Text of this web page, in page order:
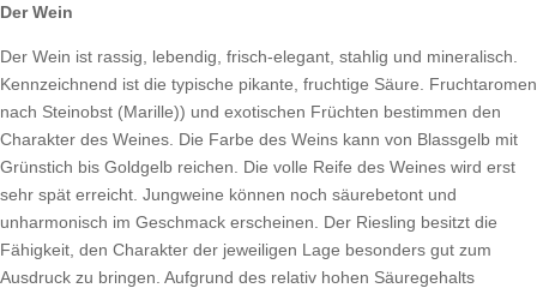
Der Wein
Der Wein ist rassig, lebendig, frisch-elegant, stahlig und mineralisch.
Kennzeichnend ist die typische pikante, fruchtige Säure. Fruchtaromen
nach Steinobst (Marille)) und exotischen Früchten bestimmen den
Charakter des Weines. Die Farbe des Weins kann von Blassgelb mit
Grünstich bis Goldgelb reichen. Die volle Reife des Weines wird erst
sehr spät erreicht. Jungweine können noch säurebetont und
unharmonisch im Geschmack erscheinen. Der Riesling besitzt die
Fähigkeit, den Charakter der jeweiligen Lage besonders gut zum
Ausdruck zu bringen. Aufgrund des relativ hohen Säuregehalts